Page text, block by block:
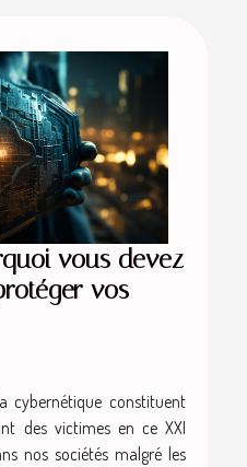
vous devez
vos
cybernétique constituent
des victimes en ce XXI
nos sociétés malgré les